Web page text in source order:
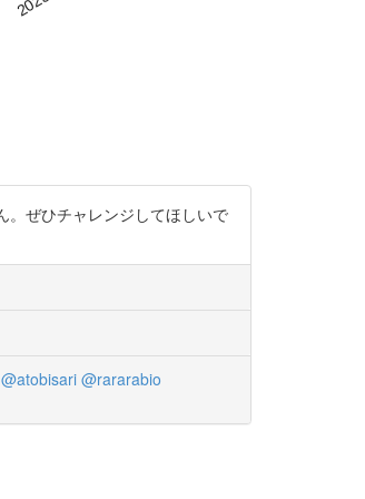
。ぜひチャレンジしてほしいで
@atobisari @rararabio